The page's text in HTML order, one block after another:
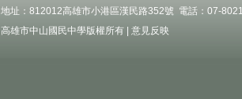
地址：812012高雄市小港區漢民路352號 電話：07-
高雄市中山國民中學版權所有 | 意見反映